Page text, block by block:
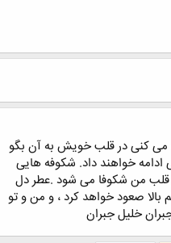
می کنی در قلب خویش به آن بگو
ادامه خواهند داد. شکوفه هایی
قلب من شکوفا می شود .عطر دل
بالا صعود خواهد کرد ، و من و تو
خلیل جبران